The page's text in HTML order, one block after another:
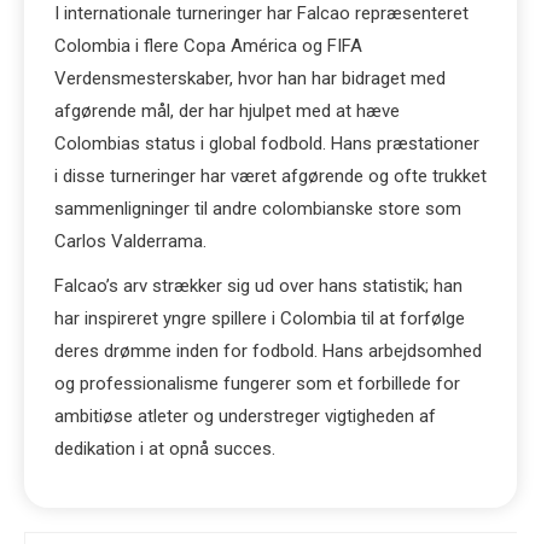
I internationale turneringer har Falcao repræsenteret
Colombia i flere Copa América og FIFA
Verdensmesterskaber, hvor han har bidraget med
afgørende mål, der har hjulpet med at hæve
Colombias status i global fodbold. Hans præstationer
i disse turneringer har været afgørende og ofte trukket
sammenligninger til andre colombianske store som
Carlos Valderrama.
Falcao’s arv strækker sig ud over hans statistik; han
har inspireret yngre spillere i Colombia til at forfølge
deres drømme inden for fodbold. Hans arbejdsomhed
og professionalisme fungerer som et forbillede for
ambitiøse atleter og understreger vigtigheden af
dedikation i at opnå succes.